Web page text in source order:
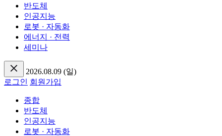
반도체
인공지능
로봇 · 자동화
에너지 · 전력
세미나
2026.08.09 (일)
로그인 회원가입
종합
반도체
인공지능
로봇 · 자동화